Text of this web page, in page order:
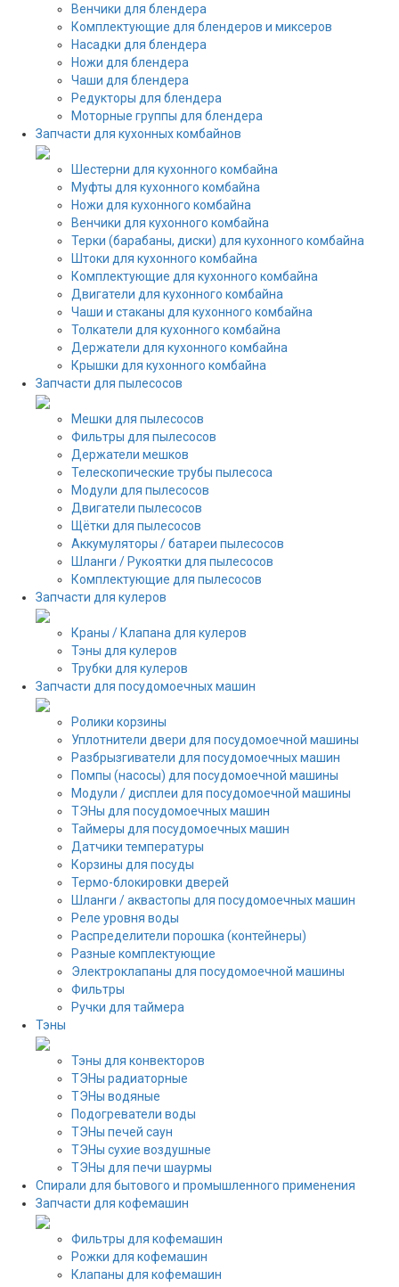
Венчики для блендера
Комплектующие для блендеров и миксеров
Насадки для блендера
Ножи для блендера
Чаши для блендера
Редукторы для блендера
Моторные группы для блендера
Запчасти для кухонных комбайнов
Шестерни для кухонного комбайна
Муфты для кухонного комбайна
Ножи для кухонного комбайна
Венчики для кухонного комбайна
Терки (барабаны, диски) для кухонного комбайна
Штоки для кухонного комбайна
Комплектующие для кухонного комбайна
Двигатели для кухонного комбайна
Чаши и стаканы для кухонного комбайна
Толкатели для кухонного комбайна
Держатели для кухонного комбайна
Крышки для кухонного комбайна
Запчасти для пылесосов
Мешки для пылесосов
Фильтры для пылесосов
Держатели мешков
Телескопические трубы пылесоса
Модули для пылесосов
Двигатели пылесосов
Щётки для пылесосов
Аккумуляторы / батареи пылесосов
Шланги / Рукоятки для пылесосов
Комплектующие для пылесосов
Запчасти для кулеров
Краны / Клапана для кулеров
Тэны для кулеров
Трубки для кулеров
Запчасти для посудомоечных машин
Ролики корзины
Уплотнители двери для посудомоечной машины
Разбрызгиватели для посудомоечных машин
Помпы (насосы) для посудомоечной машины
Модули / дисплеи для посудомоечной машины
ТЭНы для посудомоечных машин
Таймеры для посудомоечных машин
Датчики температуры
Корзины для посуды
Термо-блокировки дверей
Шланги / аквастопы для посудомоечных машин
Реле уровня воды
Распределители порошка (контейнеры)
Разные комплектующие
Электроклапаны для посудомоечной машины
Фильтры
Ручки для таймера
Тэны
Тэны для конвекторов
ТЭНы радиаторные
ТЭНы водяные
Подогреватели воды
ТЭНы печей саун
ТЭНы сухие воздушные
ТЭНы для печи шаурмы
Спирали для бытового и промышленного применения
Запчасти для кофемашин
Фильтры для кофемашин
Рожки для кофемашин
Клапаны для кофемашин